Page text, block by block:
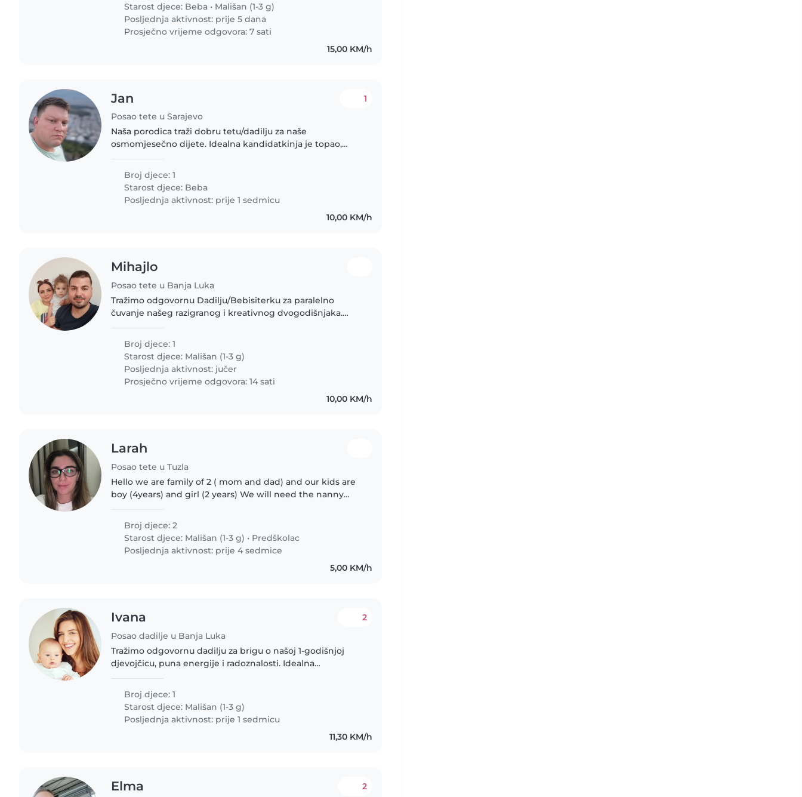
Starost djece: Beba • Mališan (1-3 g)
Posljednja aktivnost: prije 5 dana
Prosječno vrijeme odgovora: 7 sati
15,00 KM/h
Jan
Posao tete u Sarajevo
1
Naša porodica traži dobru tetu/dadilju za naše
osmomjesečno dijete. Idealna kandidatkinja je topao,
bebama. Pristupačnost i kilometraža..
Broj djece: 1
Starost djece: Beba
Posljednja aktivnost: prije 1 sedmicu
10,00 KM/h
Mihajlo
Posao tete u Banja Luka
Tražimo odgovornu Dadilju/Bebisiterku za paralelno
čuvanje našeg razigranog i kreativnog dvogodišnjaka.
kreativne aktivnosti. Radno..
Broj djece: 1
Starost djece: Mališan (1-3 g)
Posljednja aktivnost: jučer
Prosječno vrijeme odgovora: 14 sati
10,00 KM/h
Larah
Posao tete u Tuzla
Hello we are family of 2 ( mom and dad) and our kids are
boy (4years) and girl (2 years) We will need the nanny
Broj djece: 2
Starost djece: Mališan (1-3 g) • Predškolac
Posljednja aktivnost: prije 4 sedmice
5,00 KM/h
Ivana
Posao dadilje u Banja Luka
2
Tražimo odgovornu dadilju za brigu o našoj 1-godišnjoj
djevojčicu, puna energije i radoznalosti. Idealna
Radno vrijeme ponedjeljak-petak..
Broj djece: 1
Starost djece: Mališan (1-3 g)
Posljednja aktivnost: prije 1 sedmicu
11,30 KM/h
Elma 2